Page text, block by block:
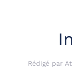
Rédigé par